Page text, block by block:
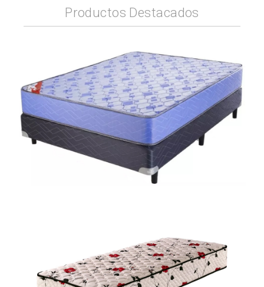
Productos Destacados